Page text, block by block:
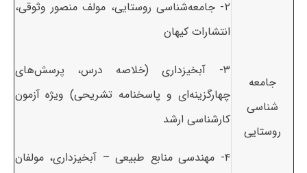
جامعه
شناسی
روستایی
۲- جامعه‌شناسی روستایی، مولف منصور وثوقی،
انتشارات کیهان
۳- آبخیزداری (خلاصه درس، پرسش‌های
چهارگزینه‌ای و پاسخنامه تشریحی) ویژه آزمون
کارشناسی ارشد
۴- مهندسی منابع طبیعی – آبخیزداری، مولفان